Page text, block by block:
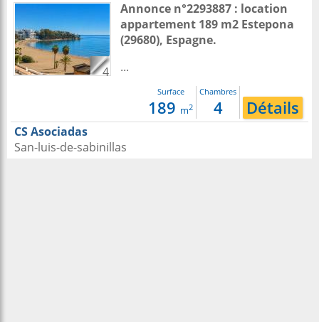
4
Annonce n°2293887 : location
appartement 189 m2 Estepona
(29680), Espagne.
...
Surface
189 m2
Chambres
4 Détails
CS Asociadas
San-luis-de-sabinillas